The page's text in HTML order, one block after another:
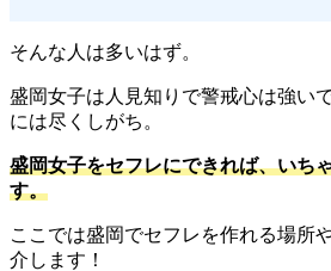
そんな人は多いはず。
盛岡女子は人見知りで警戒心は強い
には尽くしがち。
盛岡女子をセフレにできれば、いち
す。
ここでは盛岡でセフレを作れる場所
介します！